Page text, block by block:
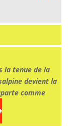
la tenue de la
devient la
comme